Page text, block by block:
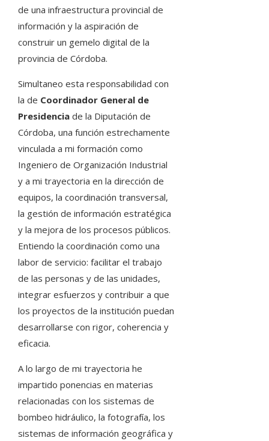
de una infraestructura provincial de
información y la aspiración de
construir un gemelo digital de la
provincia de Córdoba.
Simultaneo esta responsabilidad con
la de Coordinador General de
Presidenciade la Diputación de
Córdoba, una función estrechamente
vinculada a mi formación como
Ingeniero de Organización Industrial
y a mi trayectoria en la dirección de
equipos, la coordinación transversal,
la gestión de información estratégica
y la mejora de los procesos públicos.
Entiendo la coordinación como una
labor de servicio: facilitar el trabajo
de las personas y de las unidades,
integrar esfuerzos y contribuir a que
los proyectos de la institución puedan
desarrollarse con rigor, coherencia y
eficacia.
A lo largo de mi trayectoria he
impartido ponencias en materias
relacionadas con los sistemas de
bombeo hidráulico, la fotografía, los
sistemas de información geográfica y